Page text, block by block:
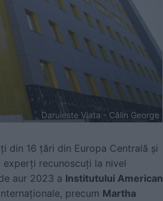
Daruieste Viata - Călin George
din 16 țări din Europa Centrală și
recunoscuți la nivel
aur 2023 a Institutului American
precum Martha